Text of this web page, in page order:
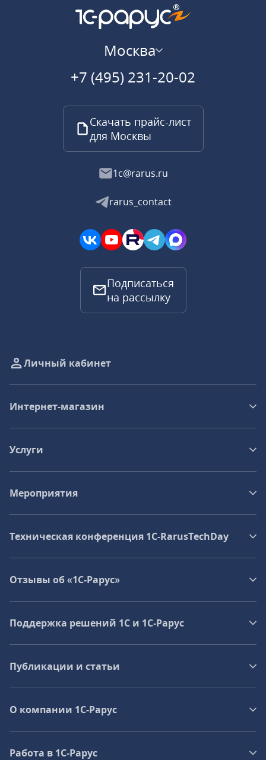
Москва
+7 (495) 231-20-02
Скачать прайс-лист
для Москвы
1c@rarus.ru
rarus_contact
Подписаться
на рассылку
Личный кабинет
Интернет-магазин
Услуги
Мероприятия
Техническая конференция 1C‑RarusTechDay
Отзывы об «1С-Рарус»
Поддержка решений 1С и 1С‑Рарус
Публикации и статьи
О компании 1C-Рарус
Работа в 1С‑Рарус